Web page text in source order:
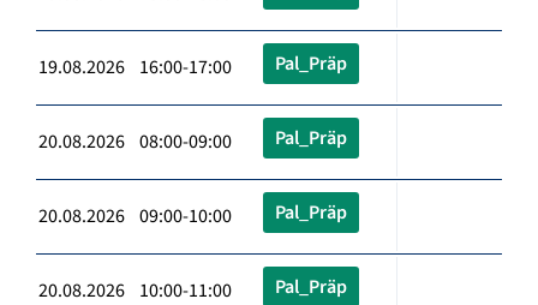
19.08.2026 16:00-17:00 Pal_Präp
20.08.2026 08:00-09:00 Pal_Präp
20.08.2026 09:00-10:00 Pal_Präp
20.08.2026 10:00-11:00 Pal_Präp